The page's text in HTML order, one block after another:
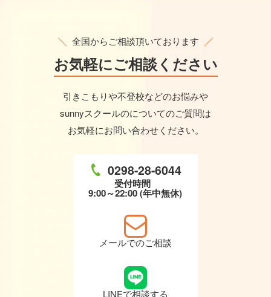
全国からご相談頂いております
お気軽にご相談ください
引きこもりや不登校などのお悩みや
sunnyスクールのについてのご質問は
お気軽にお問い合わせください。
0298-28-6044
受付時間
9:00～22:00 (年中無休)
メールでのご相談
LINEで相談する